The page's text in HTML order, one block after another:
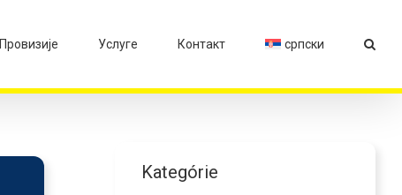
Провизије Услуге Контакт српски
Kategórie